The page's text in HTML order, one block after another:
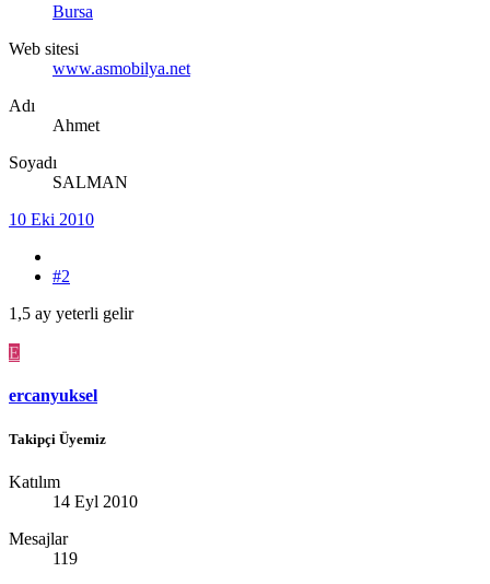
Bursa
Web sitesi
www.asmobilya.net
Adı
Ahmet
Soyadı
SALMAN
10 Eki 2010
#2
1,5 ay yeterli gelir
E
ercanyuksel
Takipçi Üyemiz
Katılım
14 Eyl 2010
Mesajlar
119